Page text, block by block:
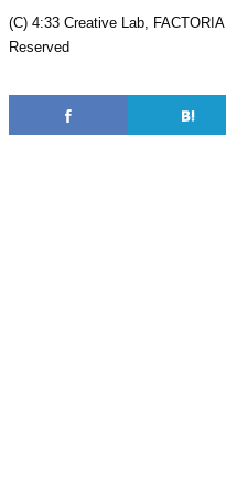
(C) 4:33 Creative Lab,
Reserved